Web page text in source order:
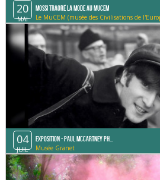
20
MAI
Mossi Traoré la mode au Mucem
Le MuCEM (musée des Civilisations de
Méditerranée)
04
JUIL
Exposition - Paul McCartney Ph...
Musée Granet